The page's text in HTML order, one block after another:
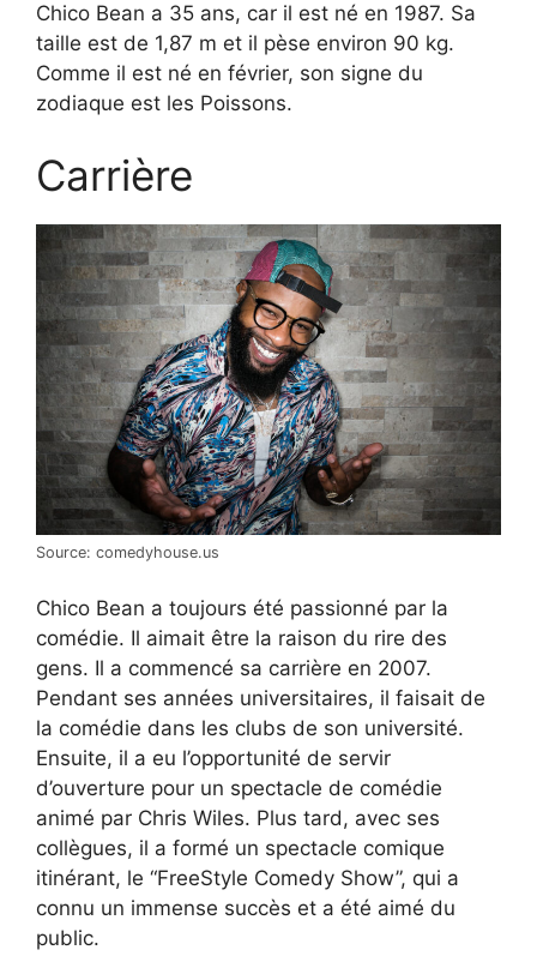
Chico Bean a 35 ans, car il est né en 1987. Sa
taille est de 1,87 m et il pèse environ 90 kg.
Comme il est né en février, son signe du
zodiaque est les Poissons.
Carrière
Source: comedyhouse.us
Chico Bean a toujours été passionné par la
comédie. Il aimait être la raison du rire des
gens. Il a commencé sa carrière en 2007.
Pendant ses années universitaires, il faisait de
la comédie dans les clubs de son université.
Ensuite, il a eu l’opportunité de servir
d’ouverture pour un spectacle de comédie
animé par Chris Wiles. Plus tard, avec ses
collègues, il a formé un spectacle comique
itinérant, le “FreeStyle Comedy Show”, qui a
connu un immense succès et a été aimé du
public.